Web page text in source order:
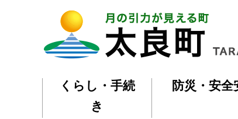
くらし・手続
き
防災・安全